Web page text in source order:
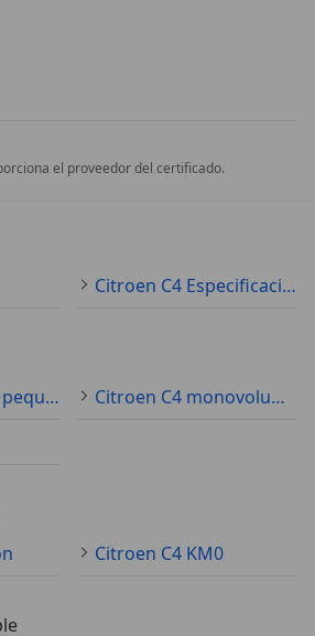
el proveedor del certificado.
Citroen C4 Especificaciones técnicas
Citroen C4 coche pequeño
Citroen C4 monovolumen
Citroen C4 KM0